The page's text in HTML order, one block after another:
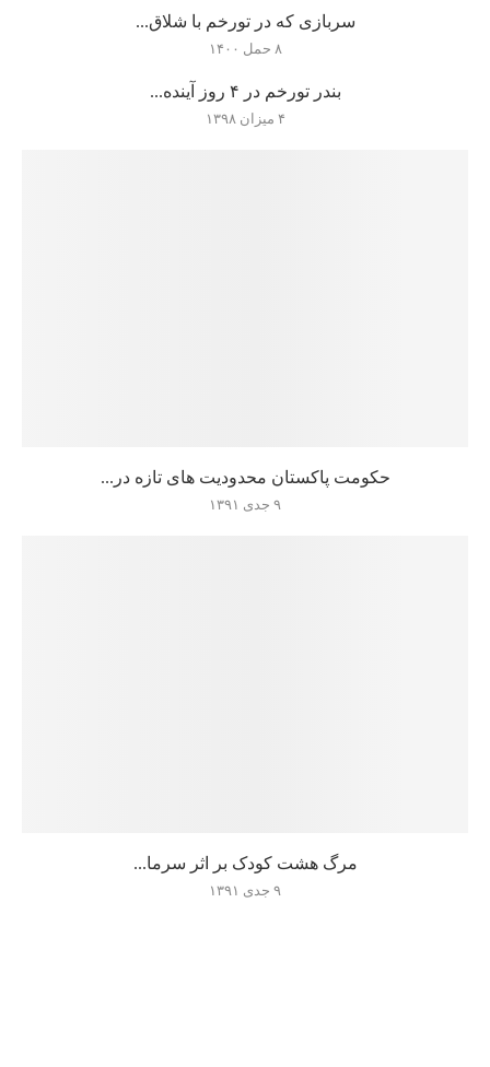
سربازی که در تورخم با شلاق...
۸ حمل ۱۴۰۰
بندر تورخم در ۴ روز آینده...
۴ میزان ۱۳۹۸
حکومت پاکستان محدودیت های تازه در...
۹ جدی ۱۳۹۱
مرگ هشت کودک بر اثر سرما...
۹ جدی ۱۳۹۱